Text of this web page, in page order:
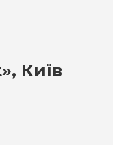
Київ